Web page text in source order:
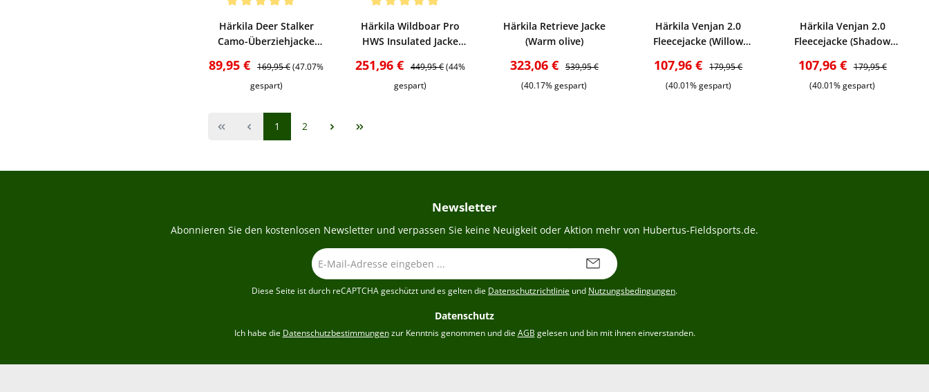
Bewerten
Härkila Deer Stalker
Camo-Überziehjacke
Verkaufspreis:
89,95 € Regulärer Preis:
169,95 €(47.07%
gespart)
Bewerten
Härkila Wildboar Pro
HWS Insulated Jacke
Verkaufspreis:
251,96 € Regulärer Preis:
449,95 €(44%
gespart)
Härkila Retrieve Jacke
(Warm olive)
Verkaufspreis:
323,06 € Regulärer Preis:
539,95 €
(40.17% gespart)
Härkila Venjan 2.0
Fleecejacke (Willow
Verkaufspreis:
107,96 € Regulärer Preis:
179,95 €
(40.01% gespart)
Härkila Venjan 2.0
Fleecejacke (Shadow
Verkaufspreis:
107,96 € Regulärer Preis:
179,95 €
(40.01% gespart)
Seite
1 Seite
2
Newsletter
Abonnieren Sie den kostenlosen Newsletter und verpassen Sie keine Neuigkeit oder Aktion mehr von Hubertus-Fieldsports.de.
E-
Mail-
Adresse
Diese Seite ist durch reCAPTCHA geschützt und es gelten die Datenschutzrichtlinie und Nutzungsbedingungen.
Datenschutz
Ich habe die Datenschutzbestimmungenzur Kenntnis genommen und dieAGB gelesen und bin mit ihnen einverstanden.